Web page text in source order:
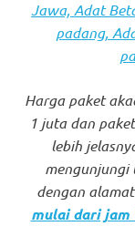
favorite
watches.
Hours
Online
Jawa, Adat
padang,
Harga paket
1 juta dan
lebih
mengunjungi
dengan
mulai dari jam